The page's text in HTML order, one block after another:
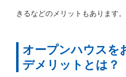
きるなどのメリットもあります。
オープンハウスを
デメリットとは？